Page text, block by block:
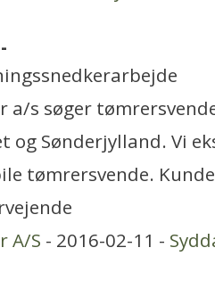
-
a/s søger
og Sønderjylland. Vi
tømrersvende.
A/S - 2016-02-11 -